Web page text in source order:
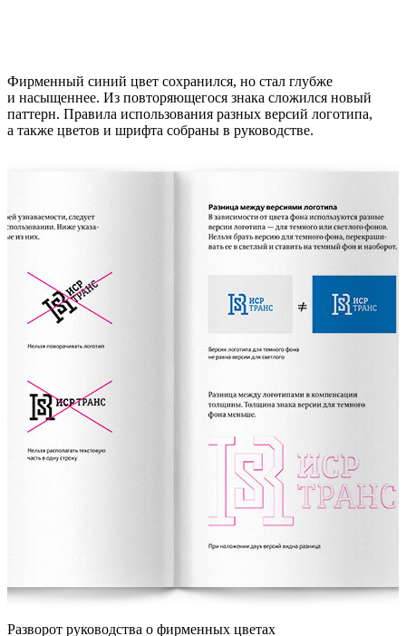
Фирменный синий цвет сохранился, но стал глубже
и насыщеннее. Из повторяющегося знака сложился новый
паттерн. Правила использования разных версий логотипа,
а также цветов и шрифта собраны в руководстве.
Разворот руководства о фирменных цветах